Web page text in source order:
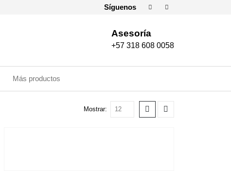
Síguenos
Asesoría
+57 318 608 0058
Más productos
Mostrar: